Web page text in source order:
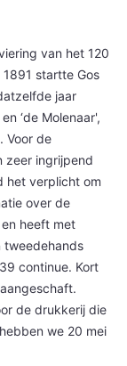
van het 120
startte Gos
jaar
‘de Molenaar',
Voor de
zeer ingrijpend
het verplicht om
over de
heeft met
tweedehands
continue. Kort
de drukkerij die
we 20 mei